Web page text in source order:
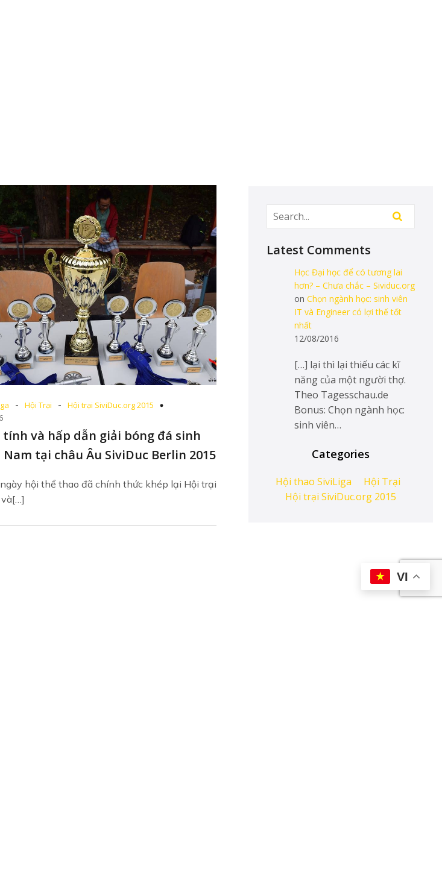
- Hội Trại -
Hội trại SiviDuc.org 2015
và hấp dẫn giải bóng đá sinh
tại châu Âu SiviDuc Berlin 2015
hội thể thao đã chính thức khép lại Hội trại
Latest Comments
Học Đại học để có tương lai
hơn? – Chưa chắc – Sividuc.org
on Chọn ngành học: sinh viên
IT và Engineer có lợi thế tốt
nhất
12/08/2016
[…] lại thì lại thiếu các kĩ
năng của một người thợ.
Theo Tagesschau.de
Bonus: Chọn ngành học:
sinh viên…
Categories
Hội thao SiviLiga
Hội Trại
Hội trại SiviDuc.org 2015
VI